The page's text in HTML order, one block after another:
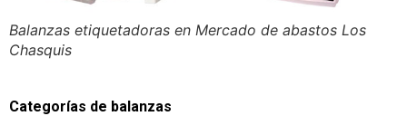
Balanzas etiquetadoras en Mercado de abastos Los
Chasquis
Categorías de balanzas